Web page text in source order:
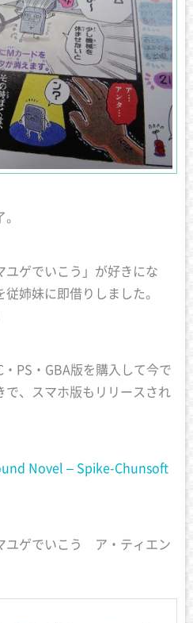
ユゲでいこう」が好きにな
姉妹に即借りしました。
PS・GBA版を購入して今で
、スマホ版もリリースされ
Novel – Spike-Chunsoft
ユゲでいこう ア・ティエン